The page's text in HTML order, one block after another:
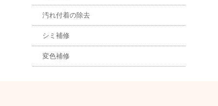
汚れ付着の除去
シミ補修
変色補修